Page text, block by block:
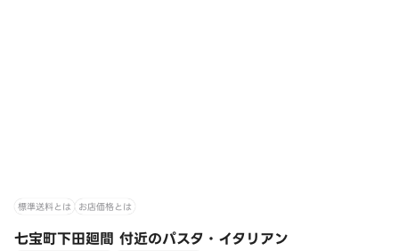
標準送料とは お店価格とは
七宝町下田廻間 付近のパスタ・イタリアン